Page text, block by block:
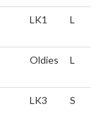
LK1 L
Oldies L
LK3 S